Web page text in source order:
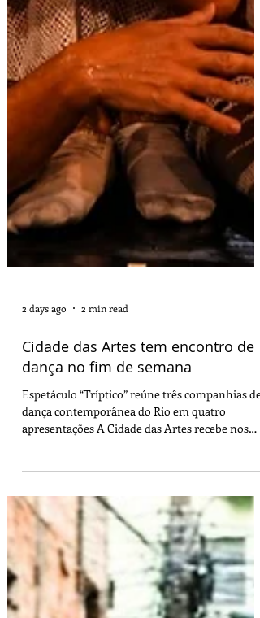
2 days ago 2 min read
Cidade das Artes tem encontro de
dança no fim de semana
Espetáculo “Tríptico” reúne três companhias de
segunda edição do espetáculo de dança Tríptico,
que reúne três companhias de dança
contemporânea da cidade do Rio de Janeiro. A
iniciativa é dedicada à valorização da produção
artística independente carioca e promove
encontro entre diferentes linguagens da cena
atual. Nesta temporada as montagens “Sob